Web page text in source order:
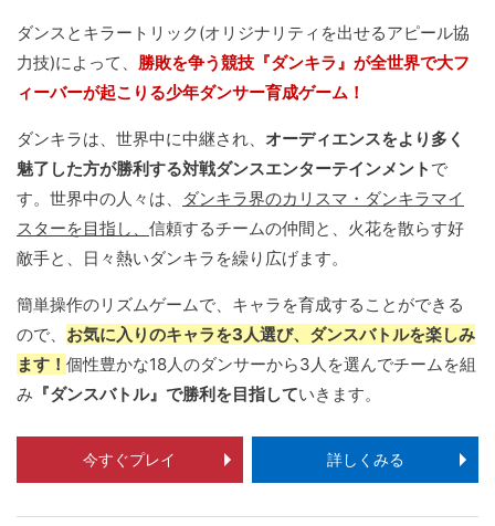
ダンスとキラートリック(オリジナリティを出せるアピール協
力技)によって、 勝敗を争う競技『ダンキラ』が全世界で大フ
ィーバーが起こりる少年ダンサー育成ゲーム！
ダンキラは、世界中に中継され、 オーディエンスをより多く
魅了した方が勝利する対戦ダンスエンターテインメント で
す。世界中の人々は、
ダンキラ界のカリスマ・ダンキラマイ
スターを目指し、 信頼するチームの仲間と、火花を散らす好
敵手と、日々熱いダンキラを繰り広げます。
簡単操作のリズムゲームで、キャラを育成することができる
ので、 お気に入りのキャラを3人選び、ダンスバトルを楽しみ
ます！ 個性豊かな18人のダンサーから3人を選んでチームを組
み 『ダンスバトル』で勝利を目指していきます。
今すぐプレイ 詳しくみる